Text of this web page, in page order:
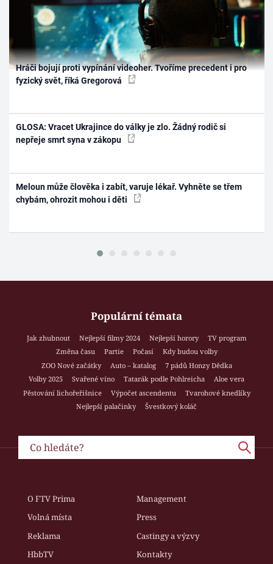
Hráči bojují proti vypínání videoher. Tvoříme precedent i pro
fyzický svět, říká Gregorová
GLOSA: Vracet Ukrajince do války je zlo. Žádný rodič si
nepřeje smrt syna v zákopu
Meloun může člověka i zabít, varuje lékař. Vyhněte se třem
chybám, ohrozit mohou i děti
Populární témata
Jak zhubnout Nejlepší filmy 2024 Nejlepší horory
TV program
Změna času
Partie Počasí
Kdy budou volby
ZOO Nové začátky
Auto – katalog
7 pádů Honzy Dědka
Volby 2025
Svařené víno Tatarák podle Pohlreicha
Aloe vera
Pěstování lichořeřišnice
Výpočet ascendentu
Tvarohové knedlíky
Nejlepší palačinky
Švestkový koláč
O FTV Prima
Management
Volná místa
Press
Reklama
Castingy a výzvy
HbbTV
Kontakty